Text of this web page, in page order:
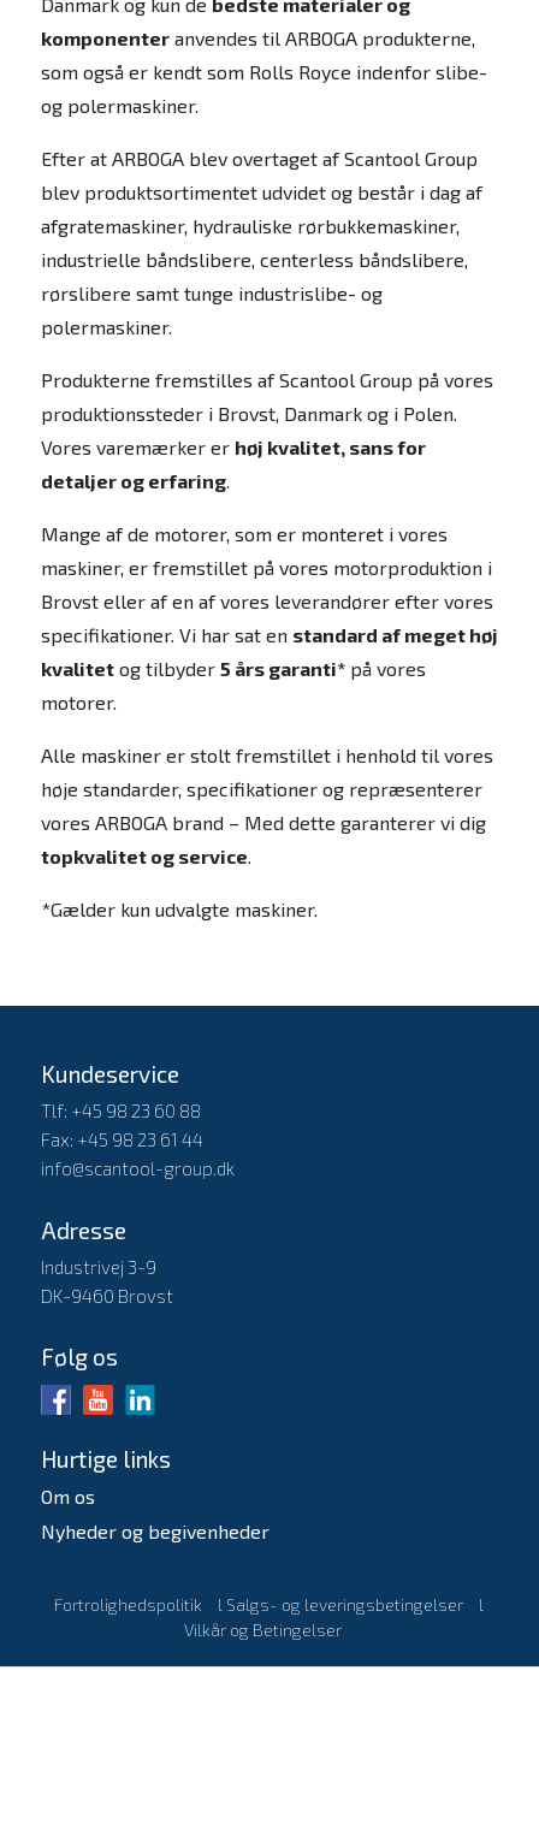
komponenteranvendes til ARBOGA produkterne,
som også er kendt som Rolls Royce indenfor slibe-
og polermaskiner.
Efter at ARBOGA blev overtaget af Scantool Group
blev produktsortimentet udvidet og består i dag af
afgratemaskiner, hydrauliske rørbukkemaskiner,
industrielle båndslibere, centerless båndslibere,
rørslibere samt tunge industrislibe- og
polermaskiner.
Produkterne fremstilles af Scantool Group på vores
produktionssteder i Brovst, Danmark og i Polen.
Vores varemærker er høj kvalitet, sans for
detaljer og erfaring.
Mange af de motorer, som er monteret i vores
maskiner, er fremstillet på vores motorproduktion i
Brovst eller af en af vores leverandører efter vores
specifikationer. Vi har sat en standard af meget høj
kvalitetog tilbyder 5 års garanti*på vores
motorer.
Alle maskiner er stolt fremstillet i henhold til vores
høje standarder, specifikationer og repræsenterer
vores ARBOGA brand – Med dette garanterer vi dig
topkvalitet og service.
*Gælder kun udvalgte maskiner.
Kundeservice
Tlf: +45 98 23 60 88
Fax: +45 98 23 61 44
info@scantool-group.dk
Adresse
Industrivej 3-9
DK-9460 Brovst
Følg os
Hurtige links
Om os
Nyheder og begivenheder
Fortrolighedspolitik l Salgs- og leveringsbetingelser
l
Vilkår og Betingelser